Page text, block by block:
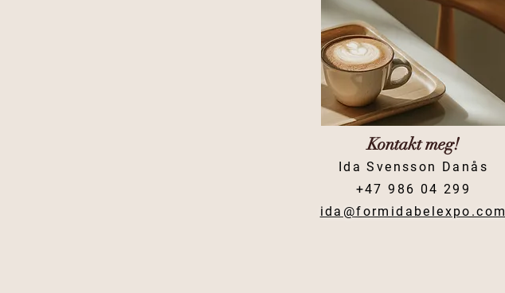
Ida Svensson Danås
+47 986 04 299
ida@formidabelexpo.com
Kontakt meg!